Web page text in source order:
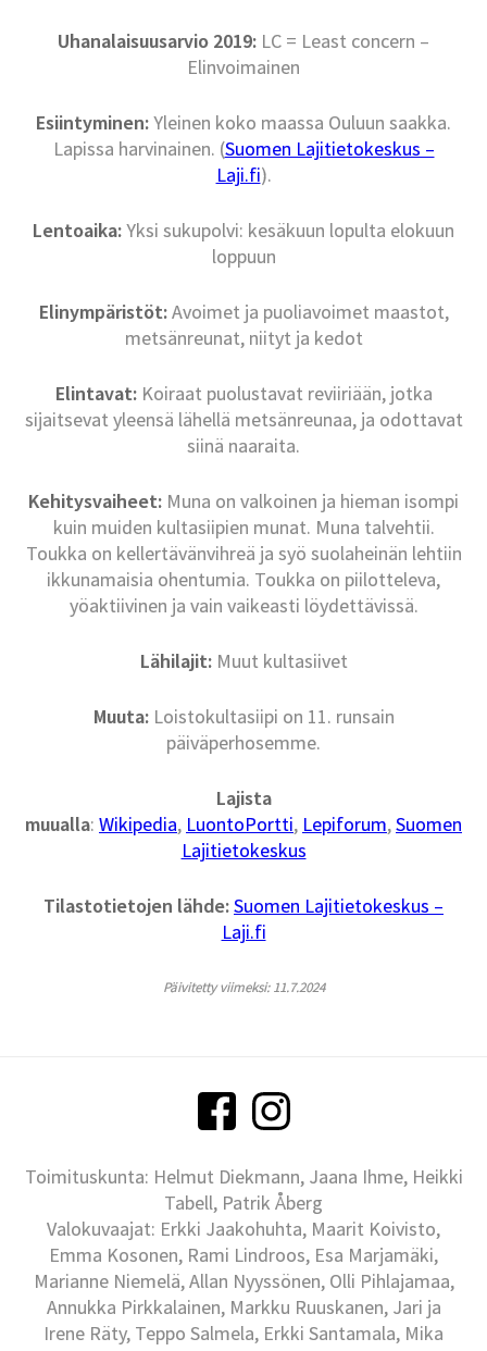
Uhanalaisuusarvio 2019: LC = Least concern –
Elinvoimainen
Esiintyminen:Yleinen koko maassa Ouluun saakka.
Lapissa harvinainen. (Suomen Lajitietokeskus –
Laji.fi).
Lentoaika:Yksi sukupolvi: kesäkuun lopulta elokuun
loppuun
Elinympäristöt:Avoimet ja puoliavoimet maastot,
metsänreunat, niityt ja kedot
Elintavat:Koiraat puolustavat reviiriään, jotka
sijaitsevat yleensä lähellä metsänreunaa, ja odottavat
siinä naaraita.
Kehitysvaiheet: Muna on valkoinen ja hieman isompi
kuin muiden kultasiipien munat. Muna talvehtii.
Toukka on kellertävänvihreä ja syö suolaheinän lehtiin
ikkunamaisia ohentumia. Toukka on piilotteleva,
yöaktiivinen ja vain vaikeasti löydettävissä.
Lähilajit:Muut kultasiivet
Muuta:Loistokultasiipi on 11. runsain
päiväperhosemme.
Lajista
muualla: Wikipedia, LuontoPortti, Lepiforum,Suomen
Lajitietokeskus
Tilastotietojen lähde:Suomen Lajitietokeskus –
Laji.fi
Päivitetty viimeksi: 11.7.2024
Toimituskunta: Helmut Diekmann, Jaana Ihme, Heikki
Tabell, Patrik Åberg
Valokuvaajat: Erkki Jaakohuhta, Maarit Koivisto,
Emma Kosonen, Rami Lindroos, Esa Marjamäki,
Marianne Niemelä, Allan Nyyssönen, Olli Pihlajamaa,
Annukka Pirkkalainen, Markku Ruuskanen, Jari ja
Irene Räty, Teppo Salmela, Erkki Santamala, Mika